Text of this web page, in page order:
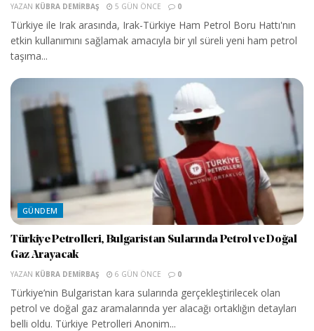
YAZAN KÜBRA DEMIRBAŞ 5 GÜN ÖNCE 0
Türkiye ile Irak arasında, Irak-Türkiye Ham Petrol Boru Hattı'nın
etkin kullanımını sağlamak amacıyla bir yıl süreli yeni ham petrol
taşıma...
GÜNDEM
Türkiye Petrolleri, Bulgaristan Sularında Petrol ve Doğal
Gaz Arayacak
YAZAN KÜBRA DEMIRBAŞ 6 GÜN ÖNCE 0
Türkiye’nin Bulgaristan kara sularında gerçekleştirilecek olan
petrol ve doğal gaz aramalarında yer alacağı ortaklığın detayları
belli oldu. Türkiye Petrolleri Anonim...